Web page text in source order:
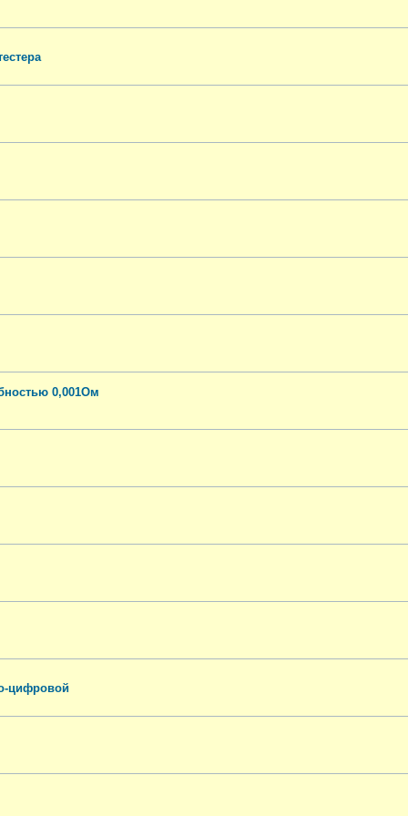
0,001Ом
цифровой